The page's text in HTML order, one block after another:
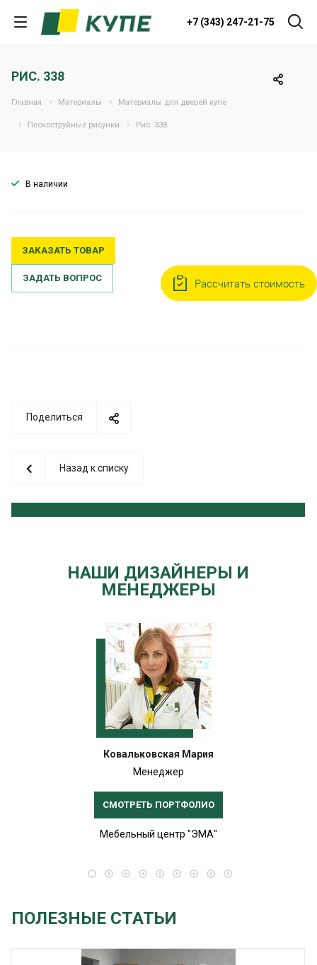
+7 (343) 247-21-75
РИС. 338
Главная Материалы Материалы для дверей купе
Пескоструйные рисунки Рис. 338
В наличии
ЗАКАЗАТЬ ТОВАР
ЗАДАТЬ ВОПРОС
Поделиться
Назад к списку
НАШИ ДИЗАЙНЕРЫ И
МЕНЕДЖЕРЫ
Ковальковская Мария
Менеджер
СМОТРЕТЬ ПОРТФОЛИО
Мебельный центр "ЭМА"
ПОЛЕЗНЫЕ СТАТЬИ
Рассчитать стоимость